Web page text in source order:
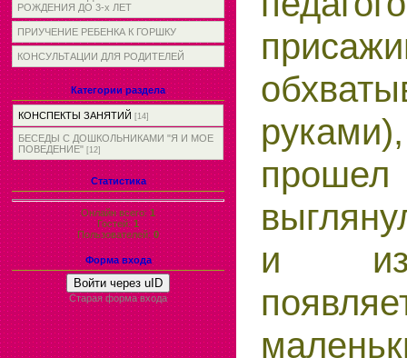
РОЖДЕНИЯ ДО 3-х ЛЕТ
ПРИУЧЕНИЕ РЕБЕНКА К ГОРШКУ
КОНСУЛЬТАЦИИ ДЛЯ РОДИТЕЛЕЙ
Категории раздела
КОНСПЕКТЫ ЗАНЯТИЙ [14]
БЕСЕДЫ С ДОШКОЛЬНИКАМИ "Я И МОЕ
ПОВЕДЕНИЕ" [12]
Статистика
Онлайн всего:1
Гостей:1
Пользователей:0
Форма входа
Войти через uID
Старая форма входа
и из